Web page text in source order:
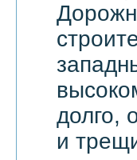
долго,
и